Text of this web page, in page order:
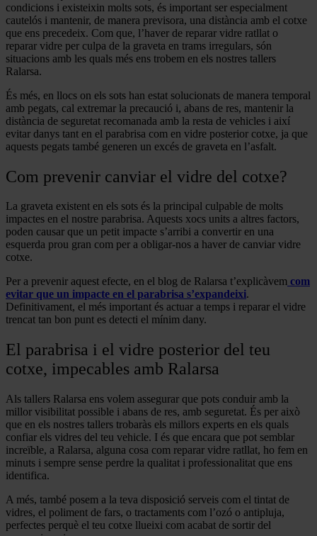
condicions i existeixin molts sots, és important ser especialment
cautelós i mantenir, de manera previsora, una distància amb el cotxe
que ens precedeix. Com que, l’haver de reparar vidre ratllat o
reparar vidre per culpa de la graveta en trams irregulars, són
situacions amb les quals més ens trobem en els nostres tallers
Ralarsa.
És més, en llocs on els sots han estat solucionats de manera temporal
amb pegats, cal extremar la precaució i, abans de res, mantenir la
distància de seguretat recomanada amb la resta de vehicles i així
evitar danys tant en el parabrisa com en vidre posterior cotxe, ja que
aquests pegats també generen un excés de graveta en l’asfalt.
Com prevenir canviar el vidre del cotxe?
La graveta existent en els sots és la principal culpable de molts
impactes en el nostre parabrisa. Aquests xocs units a altres factors,
poden causar que un petit impacte s’arribi a convertir en una
esquerda prou gran com per a obligar-nos a haver de canviar vidre
cotxe.
Per a prevenir aquest efecte, en el blog de Ralarsa t’explicàvem com
evitar que un impacte en el parabrisa s’expandeixi.
Definitivament, el més important és actuar a temps i reparar el vidre
trencat tan bon punt es detecti el mínim dany.
El parabrisa i el vidre posterior del teu
cotxe, impecables amb Ralarsa
Als tallers Ralarsa ens volem assegurar que pots conduir amb la
millor visibilitat possible i abans de res, amb seguretat. És per això
que en els nostres tallers trobaràs els millors experts en els quals
confiar els vidres del teu vehicle. I és que encara que pot semblar
increïble, a Ralarsa, alguna cosa com reparar vidre ratllat, ho fem en
minuts i sempre sense perdre la qualitat i professionalitat que ens
identifica.
A més, també posem a la teva disposició serveis com el tintat de
vidres, el poliment de fars, o tractaments com l’ozó o antipluja,
perfectes perquè el teu cotxe llueixi com acabat de sortir del